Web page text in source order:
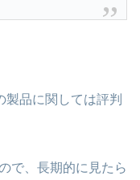
製品に関しては評判
で、長期的に見たら